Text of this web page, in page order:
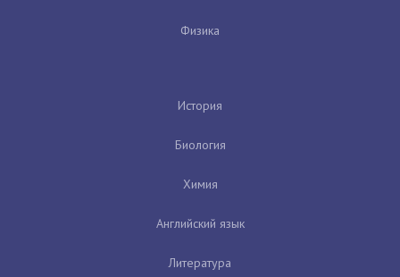
Физика
История
Биология
Химия
Английский язык
Литература